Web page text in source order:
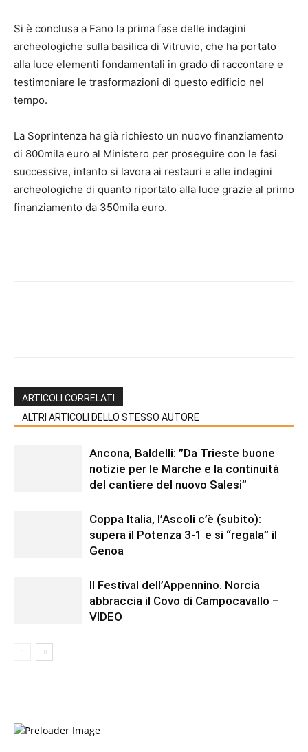
Si è conclusa a Fano la prima fase delle indagini
archeologiche sulla basilica di Vitruvio, che ha portato
alla luce elementi fondamentali in grado di raccontare e
testimoniare le trasformazioni di questo edificio nel
tempo.
La Soprintenza ha già richiesto un nuovo finanziamento
di 800mila euro al Ministero per proseguire con le fasi
successive, intanto si lavora ai restauri e alle indagini
archeologiche di quanto riportato alla luce grazie al primo
finanziamento da 350mila euro.
ARTICOLI CORRELATI
ALTRI ARTICOLI DELLO STESSO AUTORE
Ancona, Baldelli: ”Da Trieste buone
notizie per le Marche e la continuità
del cantiere del nuovo Salesi”
Coppa Italia, l’Ascoli c’è (subito):
supera il Potenza 3-1 e si “regala” il
Genoa
Il Festival dell’Appennino. Norcia
abbraccia il Covo di Campocavallo –
VIDEO